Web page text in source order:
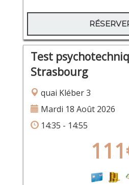
Test
Strasbourg
quai Kléber 3
Mardi 18 Août 2026
14:35 - 14:55